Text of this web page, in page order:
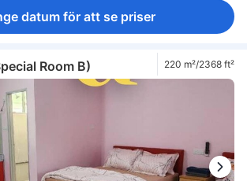
datum för att se priser
Room B) 220 m²/2368 ft²